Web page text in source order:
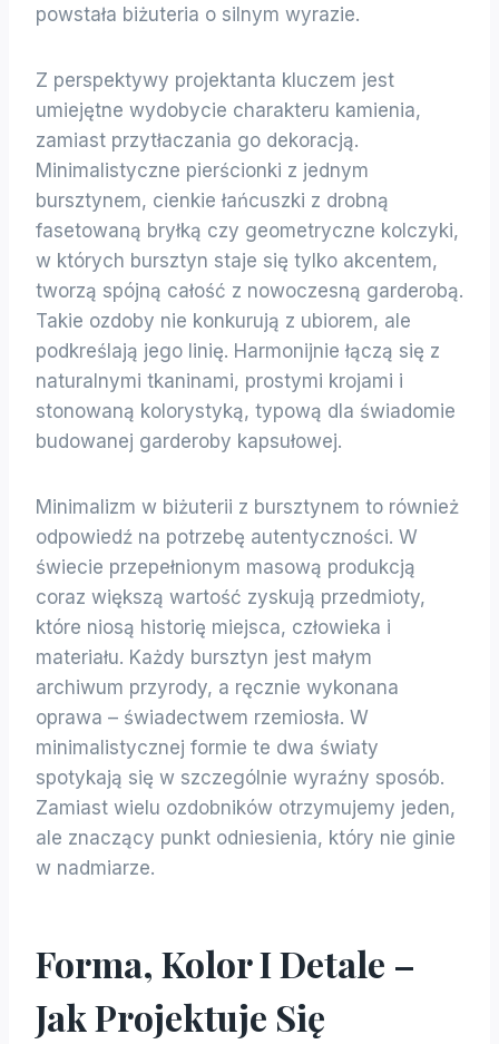
powstała biżuteria o silnym wyrazie.
Z perspektywy projektanta kluczem jest
umiejętne wydobycie charakteru kamienia,
zamiast przytłaczania go dekoracją.
Minimalistyczne pierścionki z jednym
bursztynem, cienkie łańcuszki z drobną
fasetowaną bryłką czy geometryczne kolczyki,
w których bursztyn staje się tylko akcentem,
tworzą spójną całość z nowoczesną garderobą.
Takie ozdoby nie konkurują z ubiorem, ale
podkreślają jego linię. Harmonijnie łączą się z
naturalnymi tkaninami, prostymi krojami i
stonowaną kolorystyką, typową dla świadomie
budowanej garderoby kapsułowej.
Minimalizm w biżuterii z bursztynem to również
odpowiedź na potrzebę autentyczności. W
świecie przepełnionym masową produkcją
coraz większą wartość zyskują przedmioty,
które niosą historię miejsca, człowieka i
materiału. Każdy bursztyn jest małym
archiwum przyrody, a ręcznie wykonana
oprawa – świadectwem rzemiosła. W
minimalistycznej formie te dwa światy
spotykają się w szczególnie wyraźny sposób.
Zamiast wielu ozdobników otrzymujemy jeden,
ale znaczący punkt odniesienia, który nie ginie
w nadmiarze.
Forma, Kolor I Detale –
Jak Projektuje Się